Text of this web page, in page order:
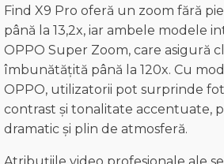
Find X9 Pro oferă un zoom fără
până la 13,2x, iar ambele modele
OPPO Super Zoom, care asigură
îmbunătățită până la 120x. Cu
OPPO, utilizatorii pot surprinde
contrast și tonalitate accentuate,
dramatic și plin de atmosferă.